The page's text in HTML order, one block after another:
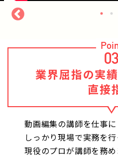
03
業界屈指の実績
直接
動画編集の講師を仕事
しっかり現場で実務を
現役のプロが講師を務め